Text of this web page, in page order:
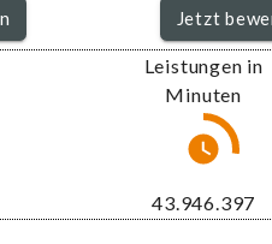
Jetzt
Leistungen in
Minuten
51.433.561